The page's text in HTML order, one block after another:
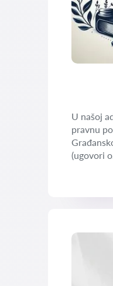
U našoj
pravnu
(ugovori